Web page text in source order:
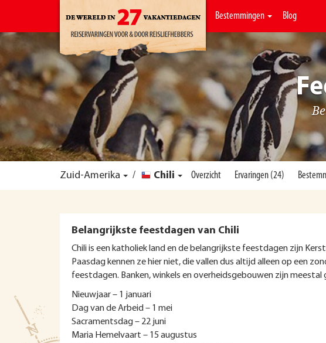
Bestemmingen Blog
Zuid-Amerika / Chili Overzicht Ervaringen (24)
Belangrijkste feestdagen van Chili
Chili is een katholiek land en de belangrijkste feestdagen zijn
Paasdag kennen ze hier niet, die vallen dus altijd alleen op een
feestdagen. Banken, winkels en overheidsgebouwen zijn meestal
Nieuwjaar – 1 januari
Dag van de Arbeid – 1 mei
Sacramentsdag – 22 juni
Maria Hemelvaart – 15 augustus